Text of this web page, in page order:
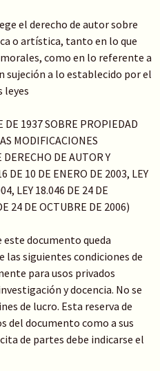
el derecho de autor sobre
o artística, tanto en lo que
como en lo referente a
sujeción a lo establecido por el
leyes
DE 1937 SOBRE PROPIEDAD
MODIFICACIONES
DE AUTOR Y
DE 10 DE ENERO DE 2003, LEY
LEY 18.046 DE 24 DE
24 DE OCTUBRE DE 2006)
este documento queda
las siguientes condiciones de
para usos privados
y docencia. No se
de lucro. Esta reserva de
del documento como a sus
de partes debe indicarse el